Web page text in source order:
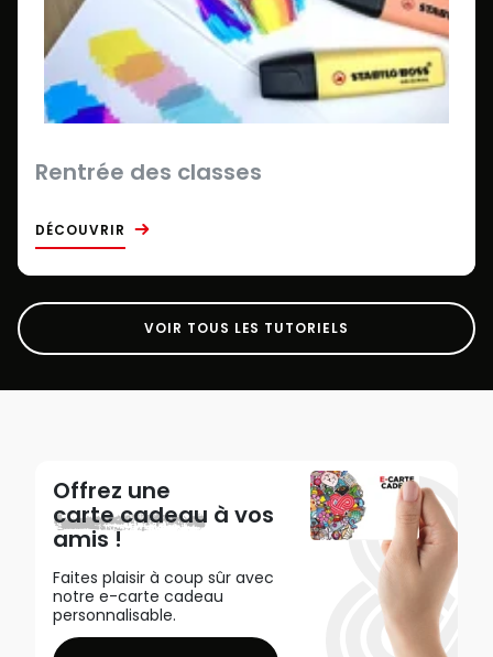
Rentrée des classes
DÉCOUVRIR
VOIR TOUS LES TUTORIELS
Offrez une
carte cadeau à vos
amis !
Faites plaisir à coup sûr avec
notre e-carte cadeau
personnalisable.